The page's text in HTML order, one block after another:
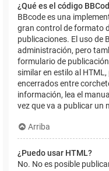
¿Qué es el código
BBcode es una
gran control de formato
publicaciones. El uso de
administración, pero
formulario de
similar en estilo al
encerrados entre
información, lea el
vez que va a publicar un
Arriba
¿Puedo usar HTML?
No. No es posible